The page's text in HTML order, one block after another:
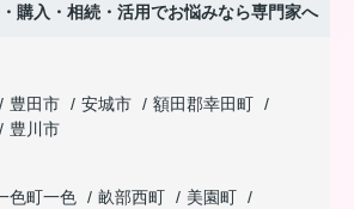
購入・相続・活用でお悩みなら専門家へ
豊田市 安城市
額田郡幸田町
豊川市
色町一色 畝部西町
美園町